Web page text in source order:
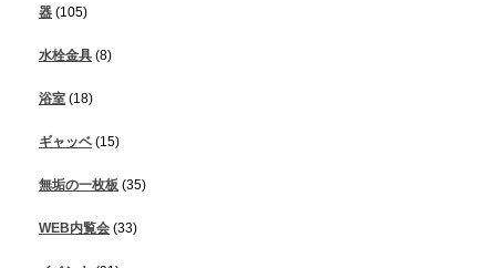
器 (105)
水栓金具 (8)
浴室 (18)
ギャッベ (15)
無垢の一枚板 (35)
WEB内覧会 (33)